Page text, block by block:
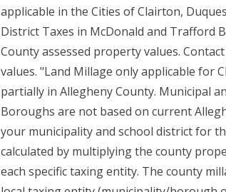
applicable in the Cities of Clairton,
District Taxes in McDonald and Trafford
County assessed property values.
values. "Land Millage only applicable for
partially in Allegheny County. Municipal
Boroughs are not based on current
your municipality and school district for
calculated by multiplying the county
each specific taxing entity. The county